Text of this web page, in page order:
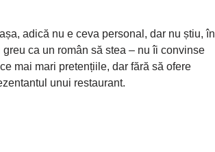
adică nu e ceva personal, dar nu știu, în
ca un român să stea – nu îi convinse
mai mari pretențiile, dar fără să ofere
unui restaurant.